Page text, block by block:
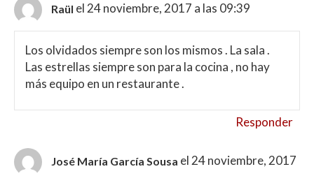
Raül el 24 noviembre, 2017 a las 09:39
Los olvidados siempre son los mismos . La sala .
Las estrellas siempre son para la cocina , no hay
más equipo en un restaurante .
Responder
José María García Sousa el 24 noviembre, 2017